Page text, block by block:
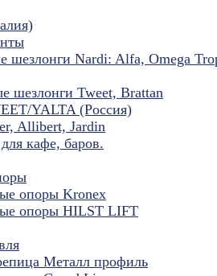
шезлонги Nardi: Alfa, Omega
шезлонги Tweet, Brattan
YALTA (Россия)
Allibert, Jardin
кафе, баров.
опоры Kronex
опоры HILST LIFT
Металл профиль